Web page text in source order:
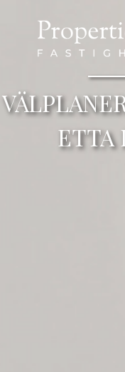
ETTA